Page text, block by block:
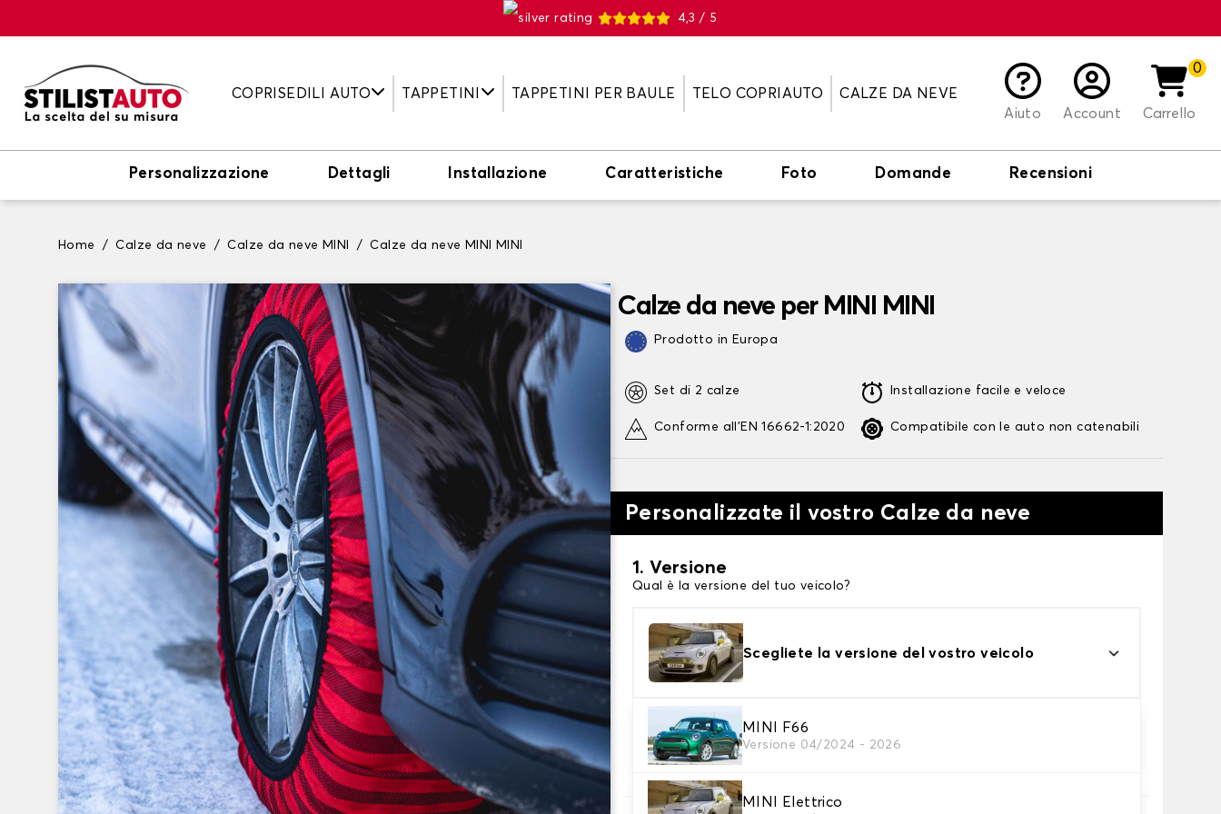
4,3 / 5
COPRISEDILI AUTO TAPPETINI TAPPETINI PER BAULE TELO COPRIAUTO
CALZE DA NEVE
Aiuto
Account
0
Carrello
Personalizzazione Dettagli Installazione Caratteristiche Foto Domande Recensioni
Home Calze da neve Calze da neve MINI Calze da neve MINI MINI
Calze da neve per MINI MINI
Prodotto in Europa
Set di 2 calze
Conforme all'EN 16662-1:2020
Installazione facile e veloce
Compatibile con le auto non catenabili
Personalizzate il vostro Calze da neve
1. Versione
Qual è la versione del tuo veicolo?
Scegliete la versione del vostro veicolo
MINI F66
Versione 04/2024 - 2026
MINI Elettrico
2. Finitura a calza
Scegli le calze da neve adatte alle tue necessità